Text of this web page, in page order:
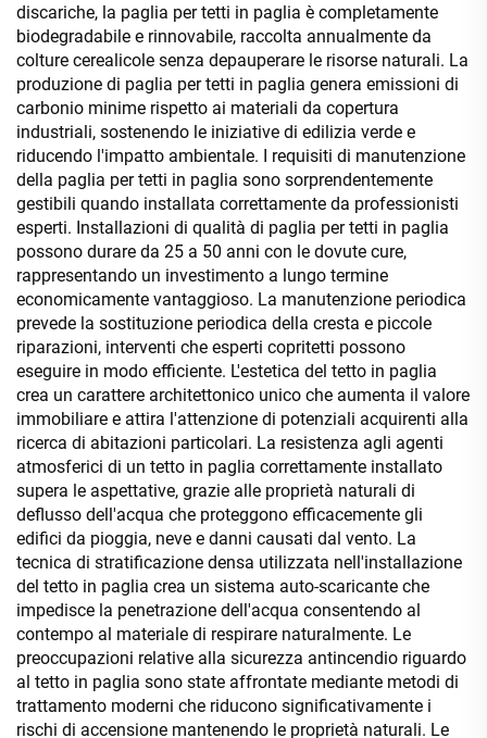
discariche, la paglia per tetti in paglia è completamente
biodegradabile e rinnovabile, raccolta annualmente da
colture cerealicole senza depauperare le risorse naturali. La
produzione di paglia per tetti in paglia genera emissioni di
carbonio minime rispetto ai materiali da copertura
industriali, sostenendo le iniziative di edilizia verde e
riducendo l'impatto ambientale. I requisiti di manutenzione
della paglia per tetti in paglia sono sorprendentemente
gestibili quando installata correttamente da professionisti
esperti. Installazioni di qualità di paglia per tetti in paglia
possono durare da 25 a 50 anni con le dovute cure,
rappresentando un investimento a lungo termine
economicamente vantaggioso. La manutenzione periodica
prevede la sostituzione periodica della cresta e piccole
riparazioni, interventi che esperti copritetti possono
eseguire in modo efficiente. L'estetica del tetto in paglia
crea un carattere architettonico unico che aumenta il valore
immobiliare e attira l'attenzione di potenziali acquirenti alla
ricerca di abitazioni particolari. La resistenza agli agenti
atmosferici di un tetto in paglia correttamente installato
supera le aspettative, grazie alle proprietà naturali di
deflusso dell'acqua che proteggono efficacemente gli
edifici da pioggia, neve e danni causati dal vento. La
tecnica di stratificazione densa utilizzata nell'installazione
del tetto in paglia crea un sistema auto-scaricante che
impedisce la penetrazione dell'acqua consentendo al
contempo al materiale di respirare naturalmente. Le
preoccupazioni relative alla sicurezza antincendio riguardo
al tetto in paglia sono state affrontate mediante metodi di
trattamento moderni che riducono significativamente i
rischi di accensione mantenendo le proprietà naturali. Le